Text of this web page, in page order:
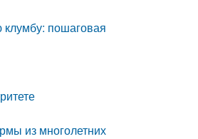
пошаговая
из многолетних